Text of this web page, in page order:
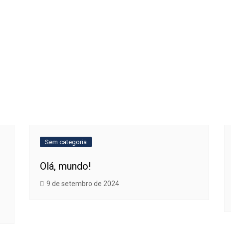
Sem categoria
Olá, mundo!
9 de setembro de 2024